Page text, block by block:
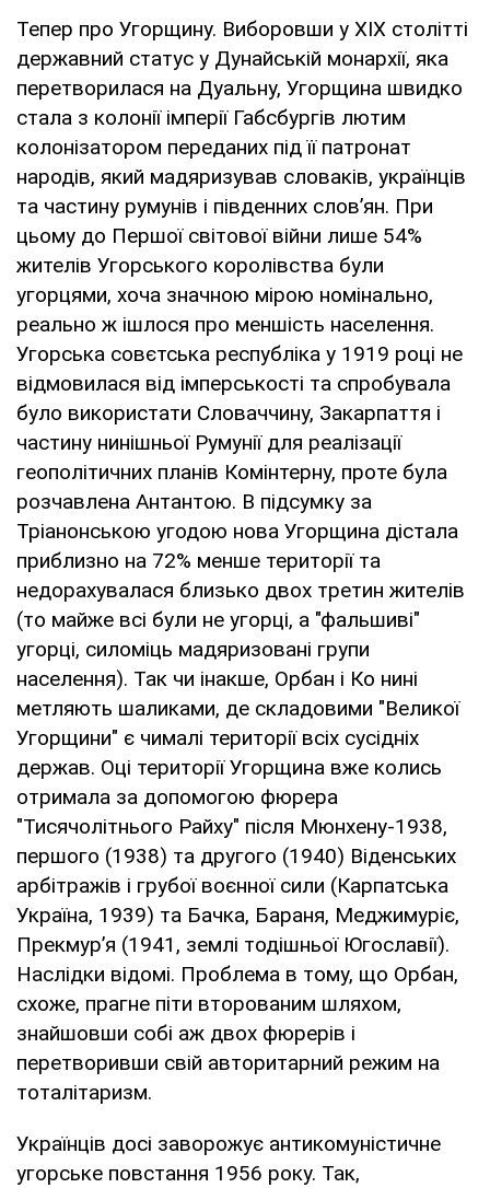
Тепер про Угорщину. Виборовши у ХІХ столітті
державний статус у Дунайській монархії, яка
перетворилася на Дуальну, Угорщина швидко
стала з колонії імперії Габсбургів лютим
колонізатором переданих під її патронат
народів, який мадяризував словаків, українців
та частину румунів і південних слов’ян. При
цьому до Першої світової війни лише 54%
жителів Угорського королівства були
угорцями, хоча значною мірою номінально,
реально ж ішлося про меншість населення.
Угорська совєтська республіка у 1919 році не
відмовилася від імперськості та спробувала
було використати Словаччину, Закарпаття і
частину нинішньої Румунії для реалізації
геополітичних планів Комінтерну, проте була
розчавлена Антантою. В підсумку за
Тріанонською угодою нова Угорщина дістала
приблизно на 72% менше території та
недорахувалася близько двох третин жителів
(то майже всі були не угорці, а "фальшиві"
угорці, силоміць мадяризовані групи
населення). Так чи інакше, Орбан і Ко нині
метляють шаликами, де складовими "Великої
Угорщини" є чималі території всіх сусідніх
держав. Оці території Угорщина вже колись
отримала за допомогою фюрера
"Тисячолітнього Райху" після Мюнхену-1938,
першого (1938) та другого (1940) Віденських
арбітражів і грубої воєнної сили (Карпатська
Україна, 1939) та Бачка, Бараня, Меджимуріє,
Прекмур’я (1941, землі тодішньої Югославії).
Наслідки відомі. Проблема в тому, що Орбан,
схоже, прагне піти второваним шляхом,
знайшовши собі аж двох фюрерів і
перетворивши свій авторитарний режим на
тоталітаризм.
Українців досі заворожує антикомуністичне
угорське повстання 1956 року. Так,